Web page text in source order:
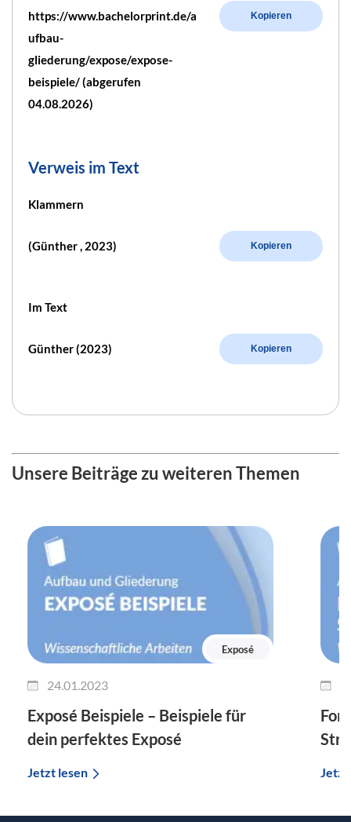
https://www.bachelorprint.de/a
ufbau-
gliederung/expose/expose-
beispiele/ (abgerufen
04.08.2026)
Kopieren
Verweis im Text
Klammern
(Günther , 2023) Kopieren
Im Text
Günther (2023) Kopieren
Unsere Beiträge zu weiteren Themen
Exposé
24.01.2023
Exposé Beispiele – Beispiele für
dein perfektes Exposé
Jetzt lesen Jetzt